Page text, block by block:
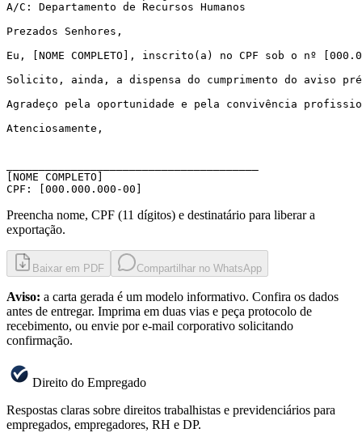
A/C: Departamento de Recursos Humanos
Prezados Senhores,
Eu, [NOME COMPLETO], inscrito(a) no CPF sob o nº
Solicito, ainda, a dispensa do cumprimento do aviso
Agradeço pela oportunidade e pela convivência
Atenciosamente,
[NOME COMPLETO]
CPF: [000.000.000-00]
Preencha nome, CPF (11 dígitos) e destinatário para liberar a
exportação.
Baixar em PDF Compartilhar no WhatsApp
Aviso: a carta gerada é um modelo informativo. Confira os dados
antes de entregar. Imprima em duas vias e peça protocolo de
recebimento, ou envie por e-mail corporativo solicitando
confirmação.
Direito do Empregado
Respostas claras sobre direitos trabalhistas e previdenciários para
empregados, empregadores, RH e DP.